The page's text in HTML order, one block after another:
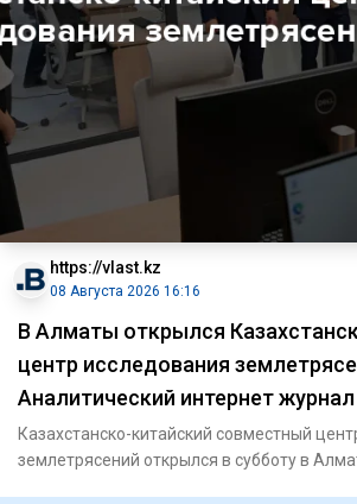
https://vlast.kz
08 Августа 2026 16:16
В Алматы открылся
центр исследования
Аналитический интернет
Казахстанско-китайский совместный
землетрясений открылся в субботу в